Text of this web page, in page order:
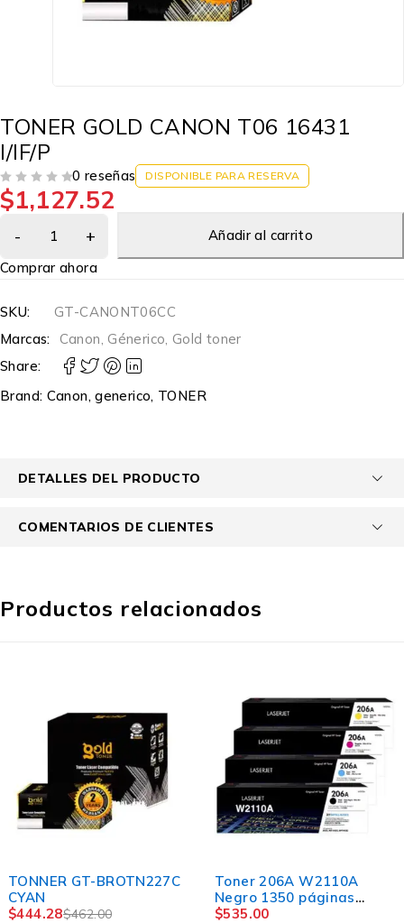
TONER GOLD CANON T06 16431
I/IF/P
0 reseñas DISPONIBLE PARA RESERVA
$1,127.52
Añadir al carrito
Comprar ahora
SKU:
GT-CANONT06CC
Marcas:
Canon, Génerico, Gold toner
Share:
Brand: Canon,generico, TONER
DETALLES DEL PRODUCTO
COMENTARIOS DE CLIENTES
Productos relacionados
-4%
TONNER GT-BROTN227C
CYAN
$462.00
$444.28
Toner 206A W2110A
Negro 1350 páginas
LaserJet Pro CON CHIP
$535.00